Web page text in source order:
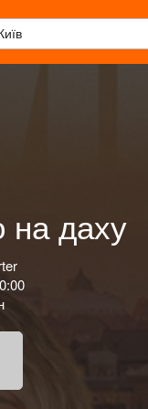
на даху